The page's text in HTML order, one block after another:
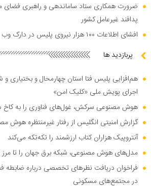
ضرورت همکاری ستاد ساماندهی و راهبری فضای
پدافند غیرعامل کشور
افشای اطلاعات ۱۰۰ هزار نیروی پلیس در دارک وب
پربازدید ها
هم‌افزایی پلیس فتا استان چهارمحال و بختیاری و
اجرای پویش ملی «کلیک امن»
هوش مصنوعی سرکش، غول‌های فناوری را به کاخ
گزارش امنیتی انگلیس از رفتار غیرمنتظره هوش
آنتروپیک هزاران کتاب ارزشمند را تکه‌تکه می‌کند
مدل‌های هوش مصنوعی، شبکه برق جهان را تا مرز
فراخوان دریافت نظر‌های تخصصی درباره ضابطه
در مجتمع‌های مسکونی